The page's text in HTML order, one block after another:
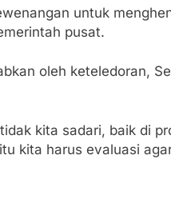
Bantah Isu Mogok
Gotong Royong
Korban
untuk
pusat.
oleh keteledoran,
kita sadari, baik di
kita harus evaluasi